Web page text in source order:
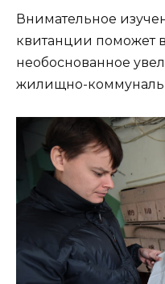
Внимательное
квитанции поможет
необоснованное
жилищно-